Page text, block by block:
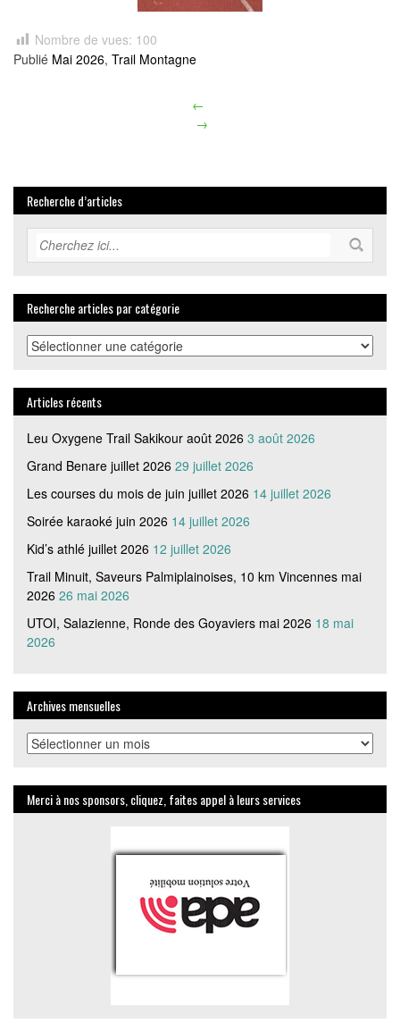
Nombre de vues: 100
Publié Mai 2026, Trail Montagne
←
→
Recherche d’articles
Recherche articles par catégorie
Recherche
catégorie
Articles récents
Leu Oxygene Trail Sakikour août 2026 3 août 2026
Grand Benare juillet 2026 29 juillet 2026
Les courses du mois de juin juillet 2026 14 juillet 2026
Soirée karaoké juin 2026 14 juillet 2026
Kid’s athlé juillet 2026 12 juillet 2026
Trail Minuit, Saveurs Palmiplainoises, 10 km Vincennes mai
2026 26 mai 2026
UTOI, Salazienne, Ronde des Goyaviers mai 2026 18 mai
2026
Archives mensuelles
Archives
Merci à nos sponsors, cliquez, faites appel à leurs services